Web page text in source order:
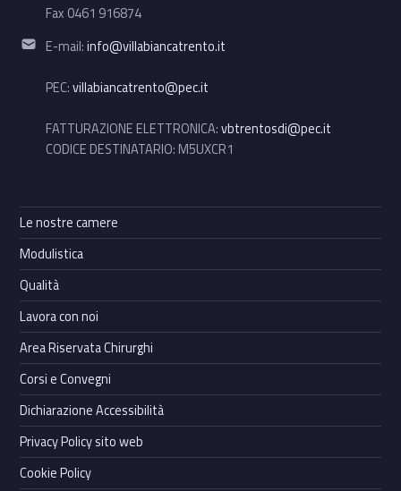
Fax 0461 916874
Email address:
E-mail:info@villabiancatrento.it
PEC:villabiancatrento@pec.it
FATTURAZIONE ELETTRONICA:vbtrentosdi@pec.it
CODICE DESTINATARIO: M5UXCR1
Le nostre camere
Modulistica
Qualità
Lavora con noi
Area Riservata Chirurghi
Corsi e Convegni
Dichiarazione Accessibilità
Privacy Policy sito web
Cookie Policy